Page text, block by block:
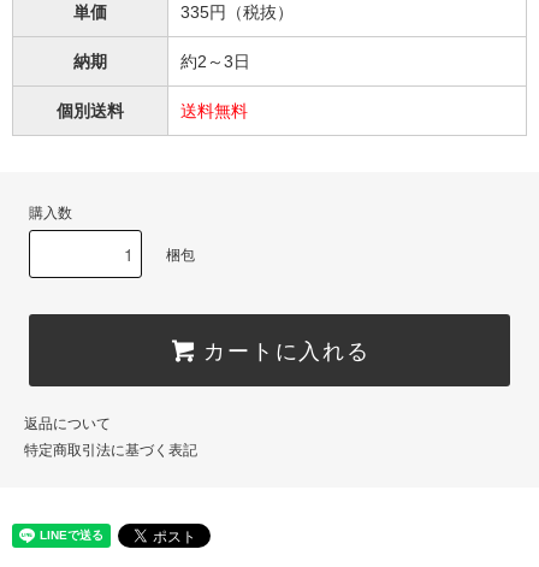
単価 335円（税抜）
納期 約2～3日
個別送料 送料無料
購入数
梱包
カートに入れる
返品について
特定商取引法に基づく表記